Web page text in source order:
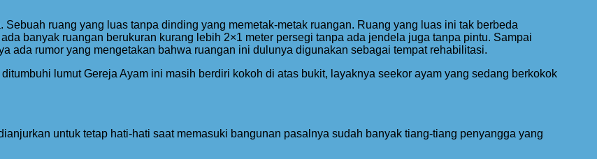
ruang yang luas tanpa dinding yang memetak-metak ruangan. Ruang yang luas ini tak berbeda
banyak ruangan berukuran kurang lebih 2×1 meter persegi tanpa ada jendela juga tanpa pintu. Sampai
ada rumor yang mengetakan bahwa ruangan ini dulunya digunakan sebagai tempat rehabilitasi.
lumut Gereja Ayam ini masih berdiri kokoh di atas bukit, layaknya seekor ayam yang sedang berkokok
untuk tetap hati-hati saat memasuki bangunan pasalnya sudah banyak tiang-tiang penyangga yang